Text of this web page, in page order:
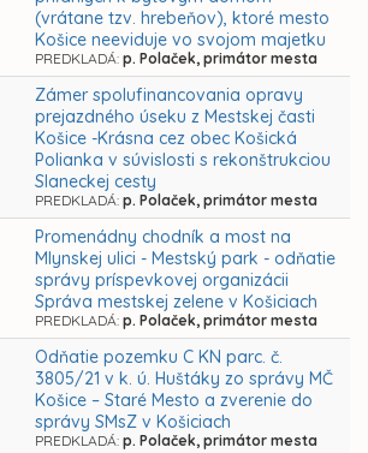
(vrátane tzv. hrebeňov), ktoré mesto
Košice neeviduje vo svojom majetku
PREDKLADÁ: p. Polaček, primátor mesta
Zámer spolufinancovania opravy
prejazdného úseku z Mestskej časti
Košice -Krásna cez obec Košická
Polianka v súvislosti s rekonštrukciou
Slaneckej cesty
PREDKLADÁ: p. Polaček, primátor mesta
Promenádny chodník a most na
Mlynskej ulici - Mestský park - odňatie
správy príspevkovej organizácii
Správa mestskej zelene v Košiciach
PREDKLADÁ: p. Polaček, primátor mesta
Odňatie pozemku C KN parc. č.
3805/21 v k. ú. Huštáky zo správy MČ
Košice – Staré Mesto a zverenie do
správy SMsZ v Košiciach
PREDKLADÁ: p. Polaček, primátor mesta